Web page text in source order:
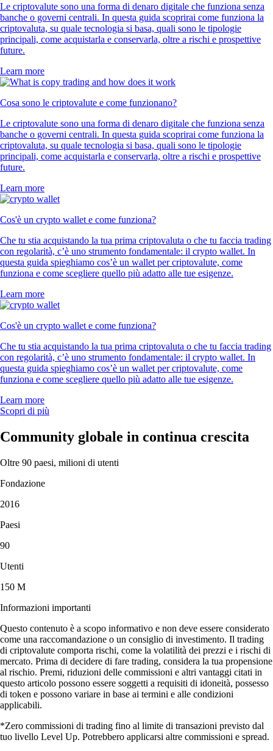
Le criptovalute sono una forma di denaro digitale che funziona senza
banche o governi centrali. In questa guida scoprirai come funziona la
criptovaluta, su quale tecnologia si basa, quali sono le tipologie
principali, come acquistarla e conservarla, oltre a rischi e prospettive
future.
Learn more
Cosa sono le criptovalute e come funzionano?
Le criptovalute sono una forma di denaro digitale che funziona senza
banche o governi centrali. In questa guida scoprirai come funziona la
criptovaluta, su quale tecnologia si basa, quali sono le tipologie
principali, come acquistarla e conservarla, oltre a rischi e prospettive
future.
Learn more
Cos'è un crypto wallet e come funziona?
Che tu stia acquistando la tua prima criptovaluta o che tu faccia trading
con regolarità, c’è uno strumento fondamentale: il crypto wallet. In
questa guida spieghiamo cos’è un wallet per criptovalute, come
funziona e come scegliere quello più adatto alle tue esigenze.
Learn more
Cos'è un crypto wallet e come funziona?
Che tu stia acquistando la tua prima criptovaluta o che tu faccia trading
con regolarità, c’è uno strumento fondamentale: il crypto wallet. In
questa guida spieghiamo cos’è un wallet per criptovalute, come
funziona e come scegliere quello più adatto alle tue esigenze.
Learn more
Scopri di più
Community globale in continua crescita
Oltre 90 paesi, milioni di utenti
Fondazione
2016
Paesi
90
Utenti
150 M
Informazioni importanti
Questo contenuto è a scopo informativo e non deve essere considerato
come una raccomandazione o un consiglio di investimento. Il trading
di criptovalute comporta rischi, come la volatilità dei prezzi e i rischi di
mercato. Prima di decidere di fare trading, considera la tua propensione
al rischio. Premi, riduzioni delle commissioni e altri vantaggi citati in
questo articolo possono essere soggetti a requisiti di idoneità, possesso
di token e possono variare in base ai termini e alle condizioni
applicabili.
*Zero commissioni di trading fino al limite di transazioni previsto dal
tuo livello Level Up. Potrebbero applicarsi altre commissioni e spread.